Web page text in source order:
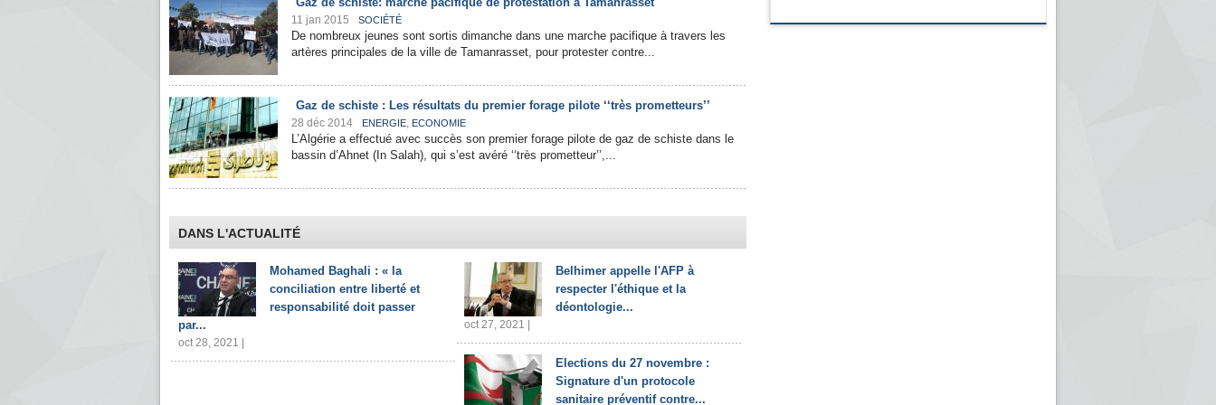
11 jan 2015 SOCIÉTÉ
De nombreux jeunes sont sortis dimanche dans une marche pacifique à travers les
artères principales de la ville de Tamanrasset, pour protester contre...
Gaz de schiste : Les résultats du premier forage pilote ‘‘très prometteurs’’
28 déc 2014 ENERGIE, ECONOMIE
L’Algérie a effectué avec succès son premier forage pilote de gaz de schiste dans le
bassin d’Ahnet (In Salah), qui s’est avéré ‘‘très prometteur’’,...
DANS L'ACTUALITÉ
Mohamed Baghali : « la
conciliation entre liberté et
responsabilité doit passer
par...
oct 28, 2021 |
Belhimer appelle l'AFP à
respecter l'éthique et la
déontologie...
oct 27, 2021 |
Elections du 27 novembre :
Signature d'un protocole
sanitaire préventif contre...